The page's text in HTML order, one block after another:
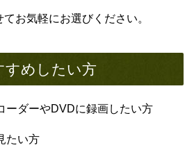
お気軽にお選びください。
すめしたい方
ーダーやDVDに録画したい方
たい方